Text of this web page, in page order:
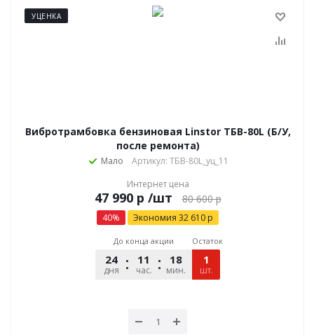
УЦЕНКА
Вибротрамбовка бензиновая Linstor ТБВ-80L (Б/У,
после ремонта)
Мало
Артикул: ТБВ-80L_уц_11
Интернет цена
р /шт 80 600р
40% Экономия 32 610 р
До конца акции
24
дня
11
час.
18
мин.
01
сек.
Остаток
1
шт.